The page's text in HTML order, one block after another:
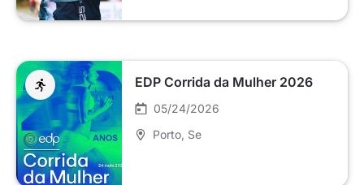
EDP Corrida da Mulher 2026
05/24/2026
Porto , Se